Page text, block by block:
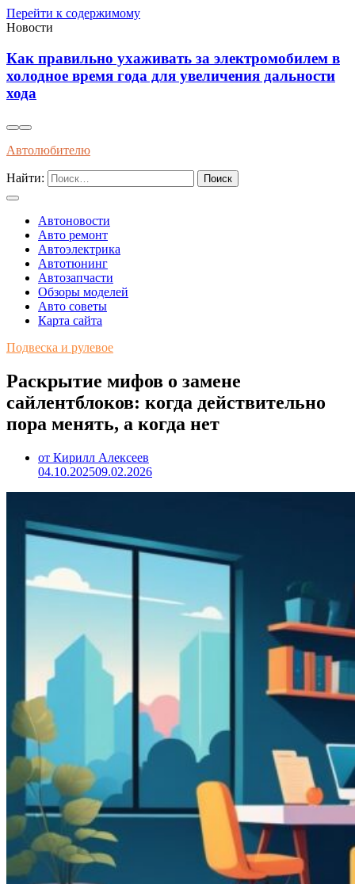
Перейти к содержимому
Новости
в Современные методы диагностики и
профилактики износа автоматических
передач длительным эксплуатационным
Автолюбителю
Найти:
Автоновости
Авто ремонт
Автоэлектрика
Автотюнинг
Автозапчасти
Обзоры моделей
Авто советы
Карта сайта
Подвеска и рулевое
Раскрытие мифов о замене
сайлентблоков: когда действительно
пора менять, а когда нет
от Кирилл Алексеев
04.10.202509.02.2026